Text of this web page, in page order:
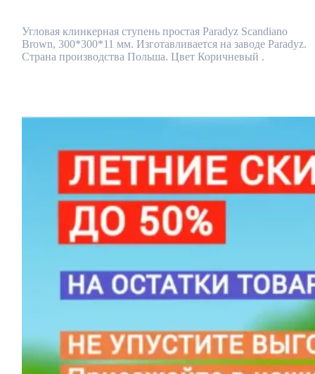
Scandiano
Brown,
300*300*11
Угловая клинкерная ступень простая Paradyz Scandiano
Brown, 300*300*11 мм. Изготавливается на заводе Paradyz.
Страна производства Польша. Цвет Коричневый .